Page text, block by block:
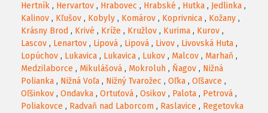
Hertník , Hervartov , Hrabovec , Hrabské , Hutka , Jedlinka ,
Kalinov , Kľušov , Kobyly , Komárov , Koprivnica , Kožany ,
Krásny Brod , Krivé , Kríže , Kružlov , Kurima , Kurov ,
Lascov , Lenartov , Lipová , Lipová , Livov , Livovská Huta ,
Lopúchov , Lukavica , Lukavica , Lukov , Malcov , Marhaň ,
Medzilaborce , Mikulášová , Mokroluh , Ňagov , Nižná
Polianka , Nižná Voľa , Nižný Tvarožec , Oľka , Oľšavce ,
Oľšinkov , Ondavka , Ortuťová , Osikov , Palota , Petrová ,
Poliakovce , Radvaň nad Laborcom , Raslavice , Regetovka